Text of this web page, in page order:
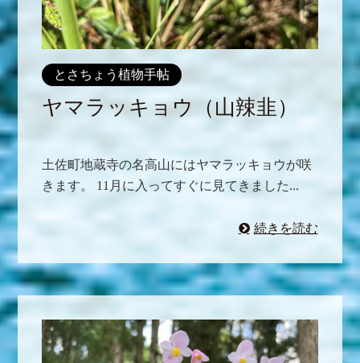
とさちょう植物手帖
ヤマラッキョウ（山辣韭）
土佐町地蔵寺の名高山にはヤマラッキョウが咲
きます。 11月に入ってすぐに見てきました...
続きを読む